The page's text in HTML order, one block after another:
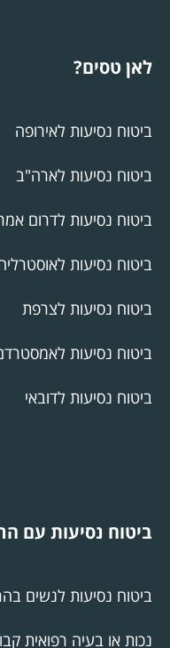
לאן טסים?
ביטוח נסיעות לאירופה
ביטוח נסיעות לארה"ב
ביטוח נסיעות לדרום
ביטוח נסיעות
ביטוח נסיעות לצרפת
ביטוח נסיעות
ביטוח נסיעות לדובאי
ביטוח נסיעות עם
ביטוח נסיעות לנשים
נכות או בעיה רפואית